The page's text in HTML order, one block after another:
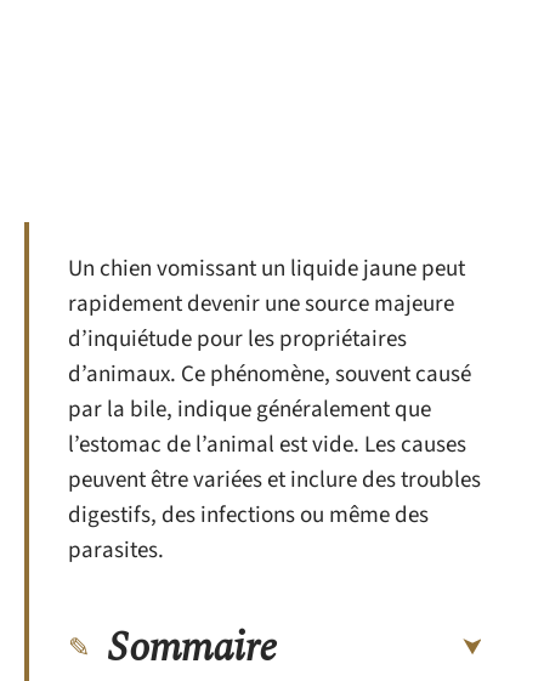
Un chien vomissant un liquide jaune peut
rapidement devenir une source majeure
d’inquiétude pour les propriétaires
d’animaux. Ce phénomène, souvent causé
par la bile, indique généralement que
l’estomac de l’animal est vide. Les causes
peuvent être variées et inclure des troubles
digestifs, des infections ou même des
parasites.
Sommaire